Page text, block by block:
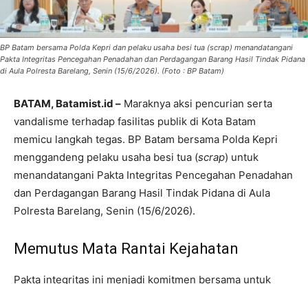
BP Batam bersama Polda Kepri dan pelaku usaha besi tua (scrap) menandatangani
Pakta Integritas Pencegahan Penadahan dan Perdagangan Barang Hasil Tindak Pidana
di Aula Polresta Barelang, Senin (15/6/2026). (Foto : BP Batam)
BATAM, Batamist.id – Maraknya aksi pencurian serta
vandalisme terhadap fasilitas publik di Kota Batam
memicu langkah tegas. BP Batam bersama Polda Kepri
menggandeng pelaku usaha besi tua (scrap) untuk
menandatangani Pakta Integritas Pencegahan Penadahan
dan Perdagangan Barang Hasil Tindak Pidana di Aula
Polresta Barelang, Senin (15/6/2026).
Memutus Mata Rantai Kejahatan
Pakta integritas ini menjadi komitmen bersama untuk